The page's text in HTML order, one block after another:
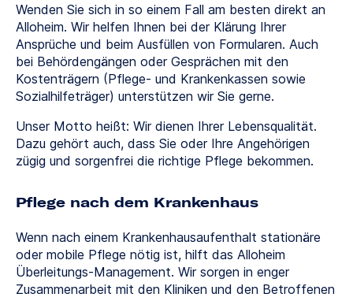
Wenden Sie sich in so einem Fall am besten direkt an
Alloheim. Wir helfen Ihnen bei der Klärung Ihrer
Ansprüche und beim Ausfüllen von Formularen. Auch
bei Behördengängen oder Gesprächen mit den
Kostenträgern (Pflege- und Krankenkassen sowie
Sozialhilfeträger) unterstützen wir Sie gerne.
Unser Motto heißt: Wir dienen Ihrer Lebensqualität.
Dazu gehört auch, dass Sie oder Ihre Angehörigen
zügig und sorgenfrei die richtige Pflege bekommen.
Pflege nach dem Krankenhaus
Wenn nach einem Krankenhausaufenthalt stationäre
oder mobile Pflege nötig ist, hilft das Alloheim
Überleitungs-Management. Wir sorgen in enger
Zusammenarbeit mit den Kliniken und den Betroffenen